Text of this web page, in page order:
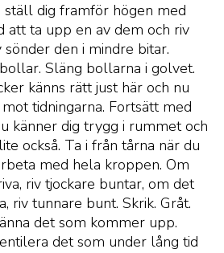
ställ dig framför högen med
att ta upp en av dem och riv
sönder den i mindre bitar.
Släng bollarna i golvet.
känns rätt just här och nu
tidningarna. Fortsätt med
känner dig trygg i rummet och
också. Ta i från tårna när du
med hela kroppen. Om
riv tjockare buntar, om det
riv tunnare bunt. Skrik. Gråt.
det som kommer upp.
det som under lång tid